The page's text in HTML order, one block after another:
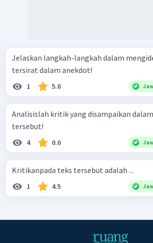
Jelaskan langkah-langkah dalam
tersirat dalam anekdot!
1 5.0
Analisislah kritik yang disampaikan
tersebut!
4 0.0
Kritikanpada teks tersebut adalah ...
1 4.5